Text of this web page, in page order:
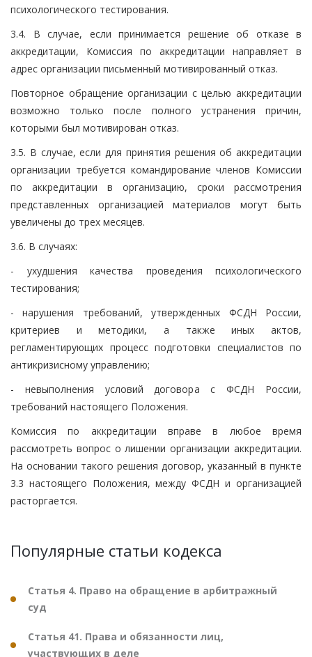
психологического тестирования.
3.4. В случае, если принимается решение об отказе в
аккредитации, Комиссия по аккредитации направляет в
адрес организации письменный мотивированный отказ.
Повторное обращение организации с целью аккредитации
возможно только после полного устранения причин,
которыми был мотивирован отказ.
3.5. В случае, если для принятия решения об аккредитации
организации требуется командирование членов Комиссии
по аккредитации в организацию, сроки рассмотрения
представленных организацией материалов могут быть
увеличены до трех месяцев.
3.6. В случаях:
- ухудшения качества проведения психологического
тестирования;
- нарушения требований, утвержденных ФСДН России,
критериев и методики, а также иных актов,
регламентирующих процесс подготовки специалистов по
антикризисному управлению;
- невыполнения условий договора с ФСДН России,
требований настоящего Положения.
Комиссия по аккредитации вправе в любое время
рассмотреть вопрос о лишении организации аккредитации.
На основании такого решения договор, указанный в пункте
3.3 настоящего Положения, между ФСДН и организацией
расторгается.
Популярные статьи кодекса
Статья 4. Право на обращение в арбитражный
суд
Статья 41. Права и обязанности лиц,
участвующих в деле